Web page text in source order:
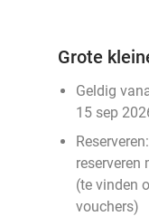
Grote
Geldig
15 sep
Reserveren:
reserveren
(te vinden
vouchers)